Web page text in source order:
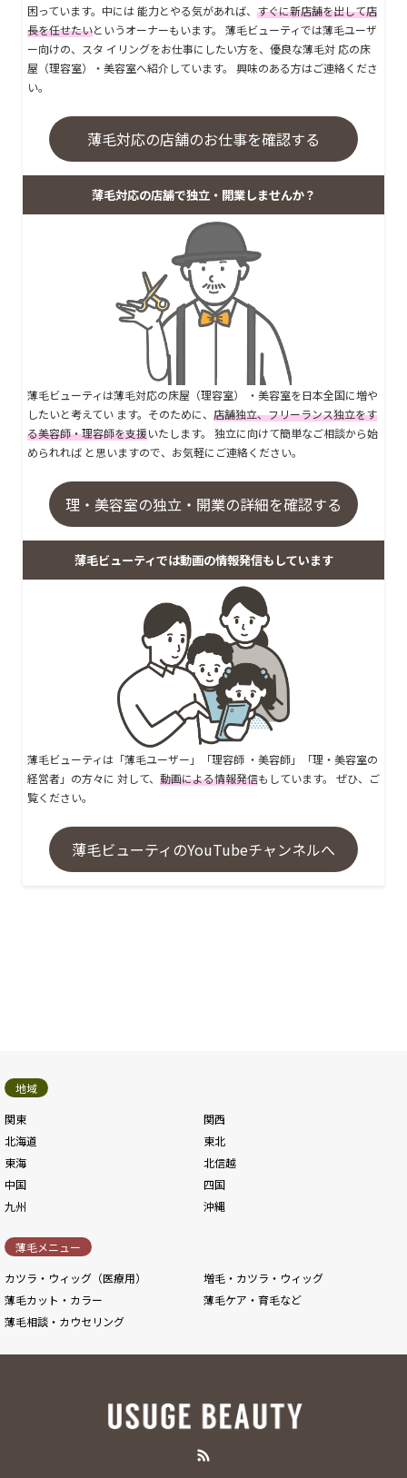
困っています。中には 能力とやる気があれば、 すぐに新店舗を出して店
長を任せたいというオーナーもいます。 薄毛ビューティでは薄毛ユーザ
ー向けの、スタ イリングをお仕事にしたい方を、優良な薄毛対 応の床
屋（理容室）・美容室へ紹介しています。 興味のある方はご連絡くださ
い。
薄毛対応の店舗のお仕事を確認する
薄毛対応の店舗で独立・開業しませんか？
薄毛ビューティは薄毛対応の床屋（理容室） ・美容室を日本全国に増や
したいと考えてい ます。そのために、 店舗独立、フリーランス独立をす
る美容師・理容師を支援いたします。 独立に向けて簡単なご相談から始
められれば と思いますので、お気軽にご連絡ください。
理・美容室の独立・開業の詳細を確認する
薄毛ビューティでは動画の情報発信もしています
薄毛ビューティは「薄毛ユーザー」「理容師 ・美容師」「理・美容室の
経営者」の方々に 対して、 動画による情報発信もしています。 ぜひ、ご
覧ください。
薄毛ビューティのYouTubeチャンネルへ
地域
関東
関西
北海道
東北
東海
北信越
中国
四国
九州
沖縄
薄毛メニュー
カツラ・ウィッグ（医療用）
増毛・カツラ・ウィッグ
薄毛カット・カラー
薄毛ケア・育毛など
薄毛相談・カウセリング